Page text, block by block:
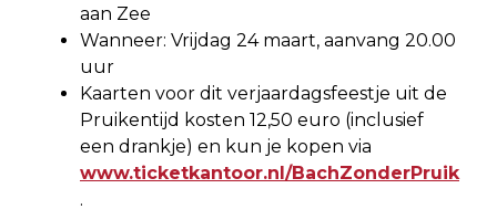
aan Zee
Wanneer: Vrijdag 24 maart, aanvang 20.00
uur
Kaarten voor dit verjaardagsfeestje uit de
Pruikentijd kosten 12,50 euro (inclusief
een drankje) en kun je kopen via
www.ticketkantoor.nl/BachZonderPruik
.